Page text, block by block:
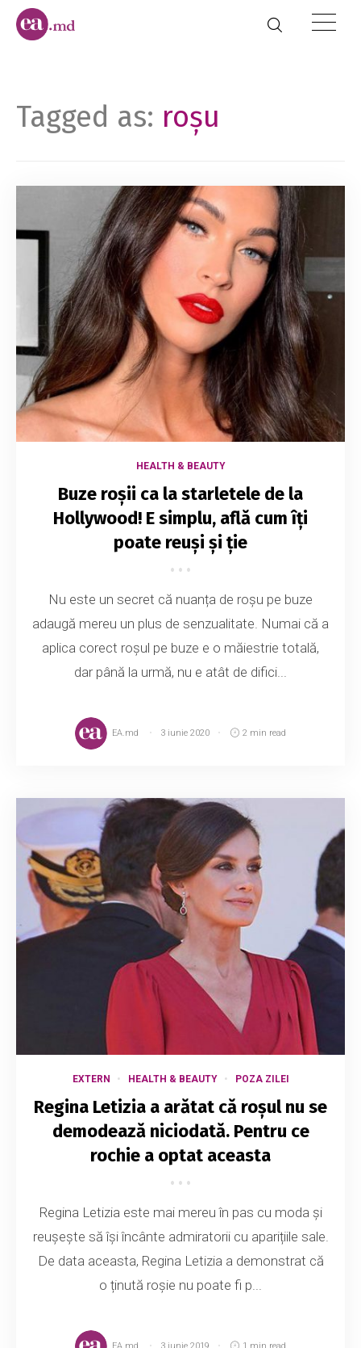
Tagged as: roșu
HEALTH & BEAUTY
Buze roșii ca la starletele de la
Hollywood! E simplu, află cum îți
poate reuși și ție
Nu este un secret că nuanța de roșu pe buze
adaugă mereu un plus de senzualitate. Numai că a
aplica corect roșul pe buze e o măiestrie totală,
dar până la urmă, nu e atât de difici...
EA.md 3 iunie 2020 2 min read
EXTERN HEALTH & BEAUTY POZA ZILEI
Regina Letizia a arătat că roșul nu se
demodează niciodată. Pentru ce
rochie a optat aceasta
Regina Letizia este mai mereu în pas cu moda și
reușește să își încânte admiratorii cu aparițiile sale.
De data aceasta, Regina Letizia a demonstrat că
o ținută roșie nu poate fi p...
EA.md 3 iunie 2019 1 min read